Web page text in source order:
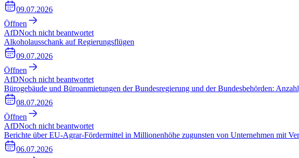
09.07.2026
Öffnen
AfDNoch nicht beantwortet
Alkoholausschank auf Regierungsflügen
09.07.2026
Öffnen
AfDNoch nicht beantwortet
Bürogebäude und Büroanmietungen der Bundesregierung und der Bundesbehörden:
08.07.2026
Öffnen
AfDNoch nicht beantwortet
Berichte über EU-Agrar-Fördermittel in Millionenhöhe zugunsten von Unternehmen mit
06.07.2026